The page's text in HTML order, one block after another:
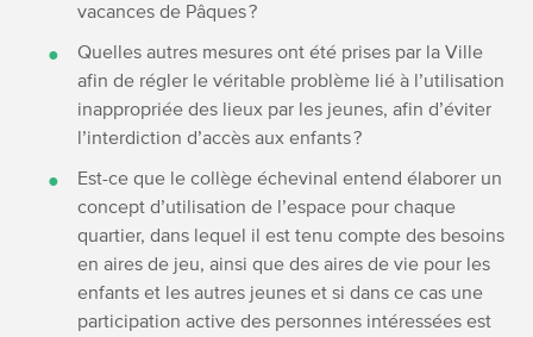
vacances de Pâques ?
Quelles autres mesures ont été prises par la Ville
afin de régler le véritable problème lié à l’utilisation
inappropriée des lieux par les jeunes, afin d’éviter
l’interdiction d’accès aux enfants ?
Est-ce que le collège échevinal entend élaborer un
concept d’utilisation de l’espace pour chaque
quartier, dans lequel il est tenu compte des besoins
en aires de jeu, ainsi que des aires de vie pour les
enfants et les autres jeunes et si dans ce cas une
participation active des personnes intéressées est